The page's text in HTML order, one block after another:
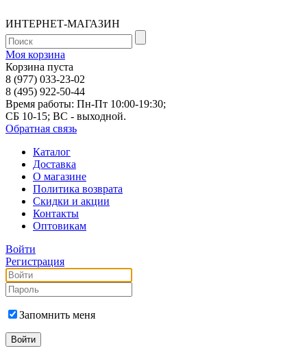
ИНТЕРНЕТ-МАГАЗИН
Моя корзина
Корзина пуста
8 (977) 033-23-02
8 (495) 922-50-44
Время работы: Пн-Пт 10:00-19:30;
СБ 10-15; ВС - выходной.
Обратная связь
Каталог
Доставка
О магазине
Политика возврата
Скидки и акции
Контакты
Оптовикам
Войти
Регистрация
Запомнить меня